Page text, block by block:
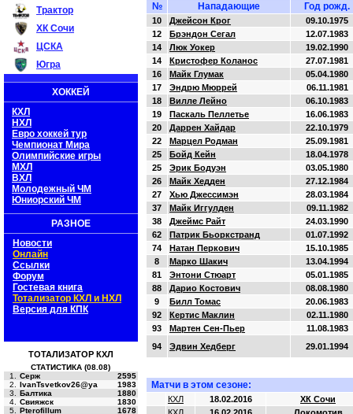
Трактор
ХК Сочи
ЦСКА
Югра
ХОККЕЙ
КХЛ
НХЛ
Евро хоккей тур
Чемпионат Мира
Олимпийские игры
МХЛ
ВХЛ
Молодежный ЧМ
Юниорский ЧМ
РАЗНОЕ
Новости
Онлайн
Ссылки
Форум
Гостевая книга
Тотализатор КХЛ и НХЛ
Версия для КПК
ТОТАЛИЗАТОР КХЛ
СТАТИСТИКА (08.08)
1.
Серж
2595
2.
IvanTsvetkov26@ya
1983
3.
Балтика
1880
4.
Свияжск
1830
5.
Pterofillum
1678
№ Нападающие Год рожд.
10 Джейсон Крог
09.10.1975
12
Брэндон Сегал
12.07.1983
14
Люк Уокер
19.02.1990
14
Кристофер Коланос
27.07.1981
16
Майк Глумак
05.04.1980
17
Эндрю Мюррей
06.11.1981
18
Вилле Лейно
06.10.1983
19
Паскаль Пеллетье
16.06.1983
20
Даррен Хайдар
22.10.1979
22
Марцел Родман
25.09.1981
25
Бойд Кейн
18.04.1978
25
Эрик Бодуэн
03.05.1980
26
Майк Хедден
27.12.1984
27
Хью Джессимэн
28.03.1984
37
Майк Иггулден
09.11.1982
38
Джеймс Райт
24.03.1990
62
Патрик Бьоркстранд
01.07.1992
74
Натан Перкович
15.10.1985
8
Марко Шакич
13.04.1994
81
Энтони Стюарт
05.01.1985
88
Дарио Костович
08.08.1980
9
Билл Томас
20.06.1983
92
Кертис Маклин
02.11.1980
93
Мартен Сен-Пьер
11.08.1983
94
Эдвин Хедберг 29.01.1994
Матчи в этом сезоне:
КХЛ 18.02.2016
ХК Сочи